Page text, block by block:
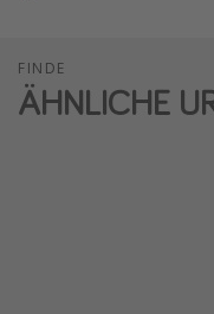
FINDE
ÄHNLICHE